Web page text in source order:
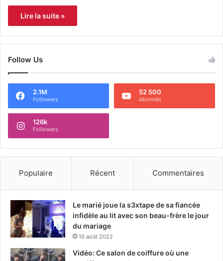
Lire la suite »
Follow Us
2.1M
Followers
52 500
Abonnés
126k
Followers
Populaire Récent Commentaires
Le marié joue la s3xtape de sa fiancée
infidèle au lit avec son beau-frère le jour
du mariage
10 août 2022
Vidéo: Ce salon de coiffure où une